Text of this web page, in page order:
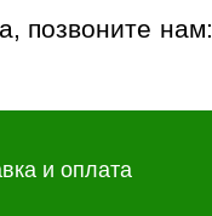
позвоните нам:
и оплата